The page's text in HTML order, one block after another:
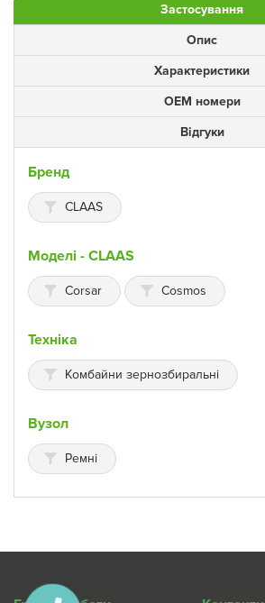
Застосування
Опис
Характеристики
ОЕМ номери
Відгуки
Бренд
CLAAS
Моделі - CLAAS
Corsar Cosmos
Техніка
Комбайни зернозбиральні
Вузол
Ремні